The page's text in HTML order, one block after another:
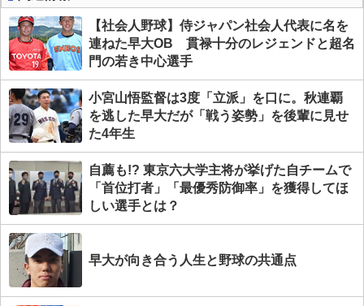
【社会人野球】侍ジャパン社会人代表に名を
連ねた早大OB 貫禄十分のレジェンドと超名
門の若き中心選手
小宮山悟監督は3度「立派」を口に。秋連覇
を逃した早大だが「戦う姿勢」を後輩に見せ
た4年生
自薦も!? 東京六大学主将が挙げた自チームで
「首位打者」「最優秀防御率」を獲得してほ
しい選手とは？
早大が向き合う人生と野球の共通点